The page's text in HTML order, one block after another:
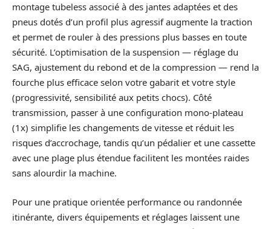
montage tubeless associé à des jantes adaptées et des
pneus dotés d’un profil plus agressif augmente la traction
et permet de rouler à des pressions plus basses en toute
sécurité. L’optimisation de la suspension — réglage du
SAG, ajustement du rebond et de la compression — rend la
fourche plus efficace selon votre gabarit et votre style
(progressivité, sensibilité aux petits chocs). Côté
transmission, passer à une configuration mono-plateau
(1x) simplifie les changements de vitesse et réduit les
risques d’accrochage, tandis qu’un pédalier et une cassette
avec une plage plus étendue facilitent les montées raides
sans alourdir la machine.
Pour une pratique orientée performance ou randonnée
itinérante, divers équipements et réglages laissent une